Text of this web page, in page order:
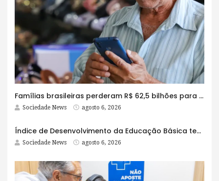
Famílias brasileiras perderam R$ 62,5 bilhões para bets em 2025
Sociedade News agosto 6, 2026
Índice de Desenvolvimento da Educação Básica tem elevação em todas as etapas
Sociedade News agosto 6, 2026